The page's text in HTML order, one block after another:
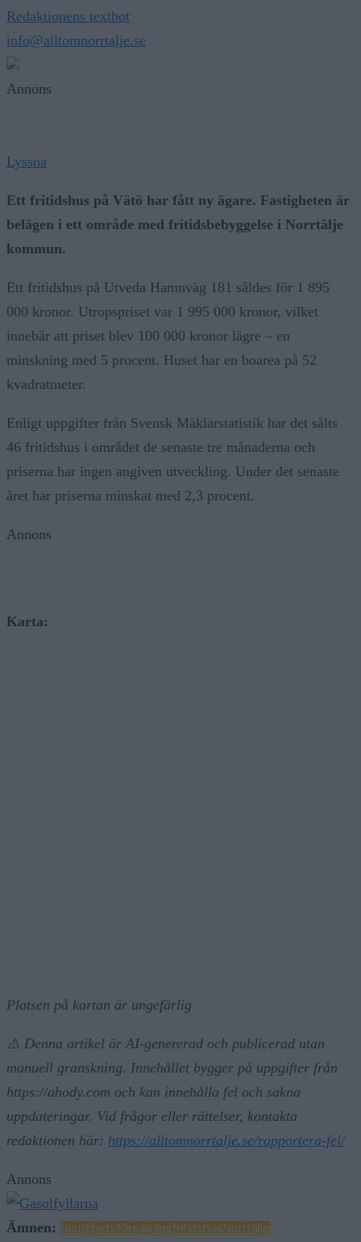
Redaktionens textbot
info@alltomnorrtalje.se
Annons
Lyssna
Ett fritidshus på Vätö har fått ny ägare. Fastigheten är
belägen i ett område med fritidsbebyggelse i Norrtälje
kommun.
Ett fritidshus på Utveda Hamnväg 181 såldes för 1 895
000 kronor. Utropspriset var 1 995 000 kronor, vilket
innebär att priset blev 100 000 kronor lägre – en
minskning med 5 procent. Huset har en boarea på 52
kvadratmeter.
Enligt uppgifter från Svensk Mäklarstatistik har det sålts
46 fritidshus i området de senaste tre månaderna och
priserna har ingen angiven utveckling. Under det senaste
året har priserna minskat med 2,3 procent.
Annons
Karta:
Platsen på kartan är ungefärlig
⚠️ Denna artikel är AI-genererad och publicerad utan
manuell granskning. Innehållet bygger på uppgifter från
https://ahody.com och kan innehålla fel och sakna
uppdateringar. Vid frågor eller rättelser, kontakta
redaktionen här: https://alltomnorrtalje.se/rapportera-fel/
Annons
Ämnen: fastighetsförsäljningfritidshusNorrtälje